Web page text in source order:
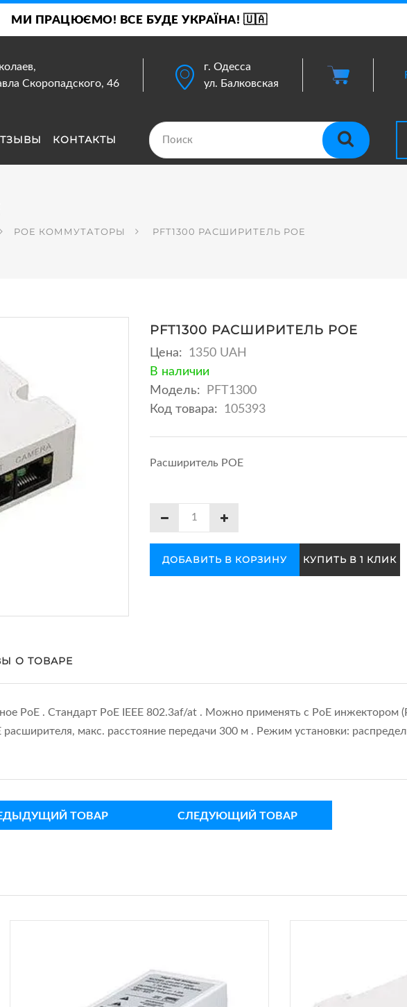
МИ ПРАЦЮЄМО! ВСЕ БУДЕ УКРАЇНА! 🇺🇦
Скоропадского, 46
г. Одесса
ул. Балковская
КОНТАКТЫ
POE КОММУТАТОРЫ PFT1300 РАСШИРИТЕЛЬ POE
PFT1300 РАСШИРИТЕЛЬ POE
Цена:
1350 UAH
В наличии
Модель:
PFT1300
Код товара:
105393
Расширитель POE
ДОБАВИТЬ В КОРЗИНУ КУПИТЬ В 1 КЛИК
О ТОВАРЕ
PoE . Стандарт PoE IEEE 802.3af/at . Можно применять с PoE инжектором
макс. расстояние передачи 300 м . Режим установки:
ТОВАР СЛЕДУЮЩИЙ ТОВАР